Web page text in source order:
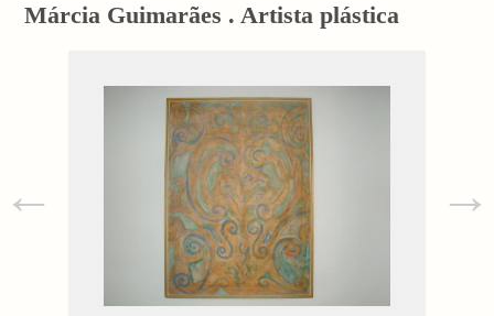
Márcia Guimarães . Artista plástica
← →